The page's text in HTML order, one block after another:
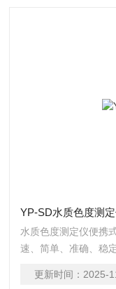
YP-SD水质色度测
水质色度测定仪便携
速、简单、准确、稳
户获得精细的数据，
更新时间： 2025-